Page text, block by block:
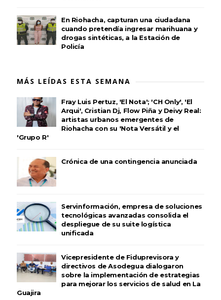
En Riohacha, capturan una ciudadana
cuando pretendía ingresar marihuana y
drogas sintéticas, a la Estación de
Policía
MÁS LEÍDAS ESTA SEMANA
Fray Luis Pertuz, 'El Nota'; 'CH Only', 'El
Arqui', Cristian Dj, Flow Piña y Deivy Real:
artistas urbanos emergentes de
Riohacha con su 'Nota Versátil y el
'Grupo R'
Crónica de una contingencia anunciada
Servinformación, empresa de soluciones
tecnológicas avanzadas consolida el
despliegue de su suite logística
unificada
Vicepresidente de Fiduprevisora y
directivos de Asodegua dialogaron
sobre la implementación de estrategias
para mejorar los servicios de salud en La
Guajira